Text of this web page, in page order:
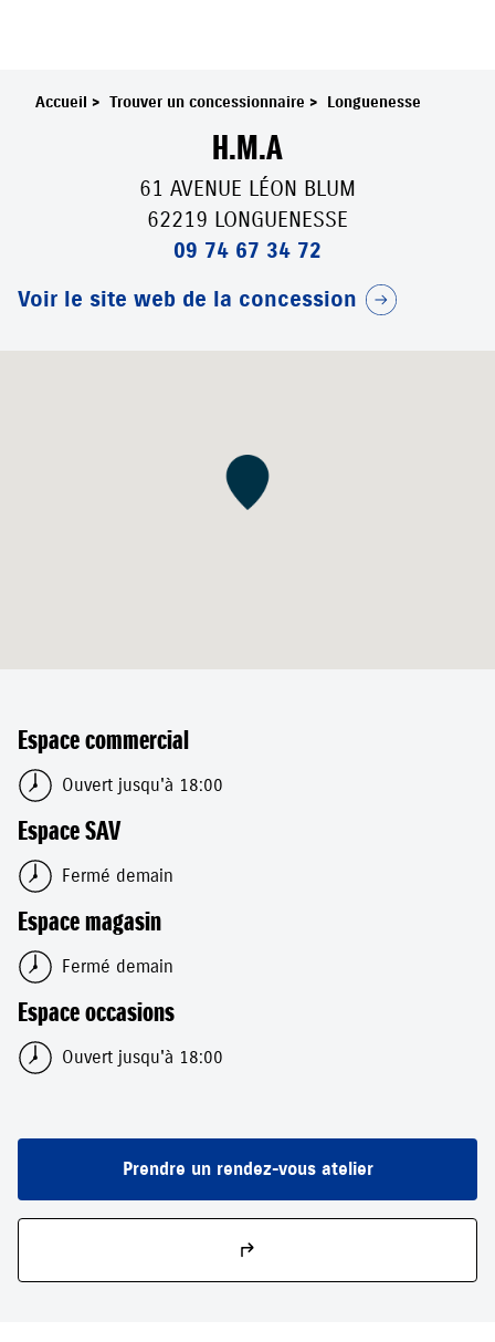
Accueil > Trouver un concessionnaire > Longuenesse
H.M.A
61 AVENUE LÉON BLUM
62219 LONGUENESSE
09 74 67 34 72
Voir le site web de la concession
Espace commercial
Ouvert jusqu'à 18:00
Espace SAV
Fermé demain
Espace magasin
Fermé demain
Espace occasions
Ouvert jusqu'à 18:00
Prendre un rendez-vous atelier